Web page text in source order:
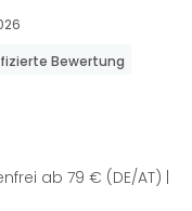
Bewertung
ab 79 € (DE/AT) |